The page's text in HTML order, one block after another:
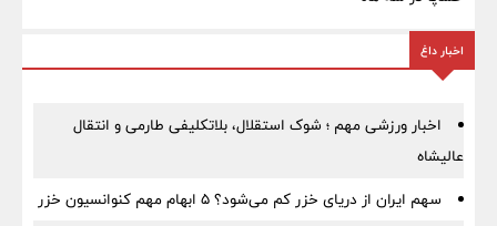
اخبار داغ
اخبار ورزشی مهم ؛ شوک استقلال، بلاتکلیفی طارمی و انتقال
عالیشاه
سهم ایران از دریای خزر کم می‌شود؟ ۵ ابهام مهم کنوانسیون خزر